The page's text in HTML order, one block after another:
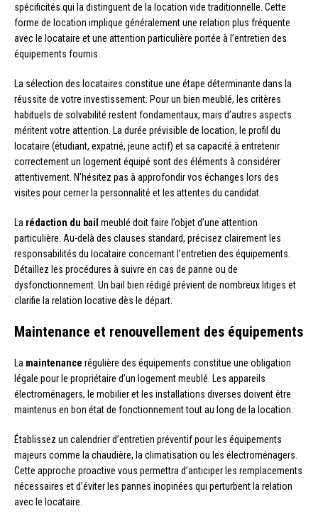
spécificités qui la distinguent de la location vide traditionnelle. Cette
forme de location implique généralement une relation plus fréquente
avec le locataire et une attention particulière portée à l’entretien des
équipements fournis.
La sélection des locataires constitue une étape déterminante dans la
réussite de votre investissement. Pour un bien meublé, les critères
habituels de solvabilité restent fondamentaux, mais d’autres aspects
méritent votre attention. La durée prévisible de location, le profil du
locataire (étudiant, expatrié, jeune actif) et sa capacité à entretenir
correctement un logement équipé sont des éléments à considérer
attentivement. N’hésitez pas à approfondir vos échanges lors des
visites pour cerner la personnalité et les attentes du candidat.
La rédaction du bail meublé doit faire l’objet d’une attention
particulière. Au-delà des clauses standard, précisez clairement les
responsabilités du locataire concernant l’entretien des équipements.
Détaillez les procédures à suivre en cas de panne ou de
dysfonctionnement. Un bail bien rédigé prévient de nombreux litiges et
clarifie la relation locative dès le départ.
Maintenance et renouvellement des équipements
La maintenance régulière des équipements constitue une obligation
légale pour le propriétaire d’un logement meublé. Les appareils
électroménagers, le mobilier et les installations diverses doivent être
maintenus en bon état de fonctionnement tout au long de la location.
Établissez un calendrier d’entretien préventif pour les équipements
majeurs comme la chaudière, la climatisation ou les électroménagers.
Cette approche proactive vous permettra d’anticiper les remplacements
nécessaires et d’éviter les pannes inopinées qui perturbent la relation
avec le locataire.